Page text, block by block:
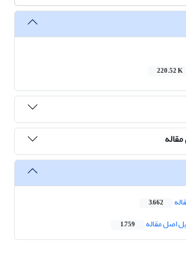
220.52 K
3,662
اصل مقاله 1,759